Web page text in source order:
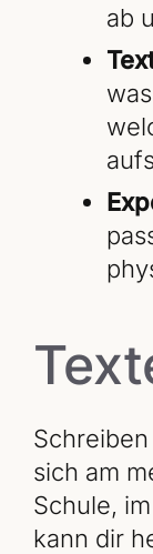
ab
sich am
Schule,
kann dir